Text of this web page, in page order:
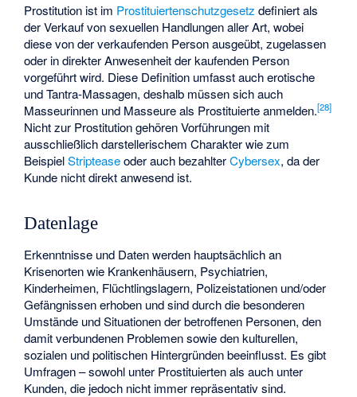
Prostitution ist im Prostituiertenschutzgesetz definiert als
der Verkauf von sexuellen Handlungen aller Art, wobei
diese von der verkaufenden Person ausgeübt, zugelassen
oder in direkter Anwesenheit der kaufenden Person
vorgeführt wird. Diese Definition umfasst auch erotische
undTantra-Massagen, deshalb müssen sich auch
Masseurinnen und Masseure als Prostituierte anmelden.[28]
Nicht zur Prostitution gehören Vorführungen mit
ausschließlich darstellerischem Charakter wie zum
BeispielStripteaseoder auch bezahlterCybersex, da der
Kunde nicht direkt anwesend ist.
Datenlage
Erkenntnisse und Daten werden hauptsächlich an
Krisenorten wie Krankenhäusern, Psychiatrien,
Kinderheimen, Flüchtlingslagern, Polizeistationen und/oder
Gefängnissen erhoben und sind durch die besonderen
Umstände und Situationen der betroffenen Personen, den
damit verbundenen Problemen sowie den kulturellen,
sozialen und politischen Hintergründen beeinflusst. Es gibt
Umfragen – sowohl unter Prostituierten als auch unter
Kunden, die jedoch nicht immer repräsentativ sind.